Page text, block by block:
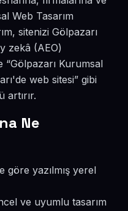
Web Tasarım
sitenizi Gölpazarı
zekâ (AEO)
Kurumsal
web sitesi” gibi
Ne
göre yazılmış yerel
ve uyumlu tasarım